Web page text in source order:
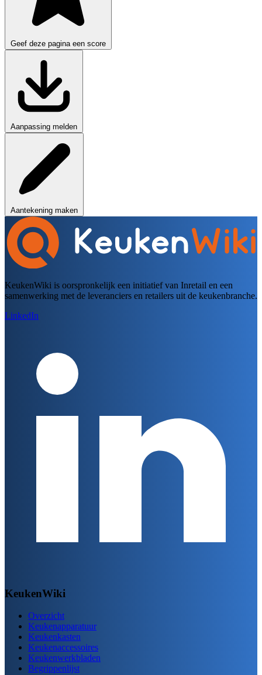
Geef deze pagina een score
Aanpassing melden
Aantekening maken
KeukenWiki is oorspronkelijk een initiatief van Inretail en een
samenwerking met de leveranciers en retailers uit de keukenbranche.
LinkedIn
KeukenWiki
Overzicht
Keukenapparatuur
Keukenkasten
Keukenaccessoires
Keukenwerkbladen
Begrippenlijst